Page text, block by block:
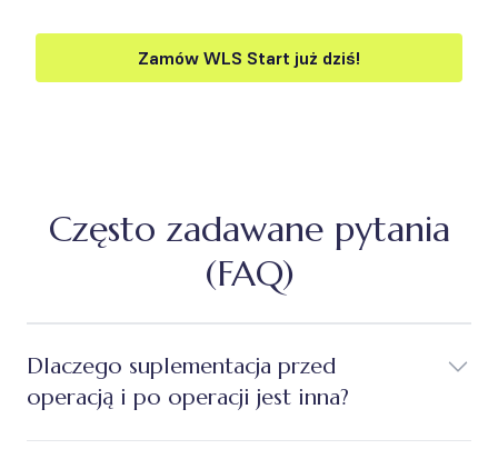
Zamów WLS Start już dziś!
Często zadawane pytania
(FAQ)
Dlaczego suplementacja przed
operacją i po operacji jest inna?